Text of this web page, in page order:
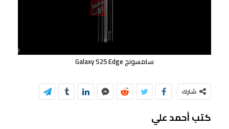
سامسونج Galaxy S25 Edge
شارك
كتب أحمد علي